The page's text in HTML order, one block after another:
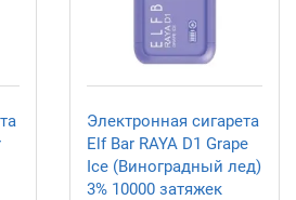
Электронная сигарета
Elf Bar RAYA D1 Grape
Ice (Виноградный лед)
3% 10000 затяжек